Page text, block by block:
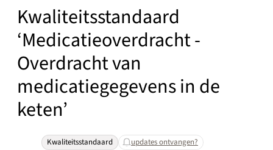
Kwaliteitsstandaard
‘Medicatieoverdracht -
Overdracht van
medicatiegegevens in de
keten’
Kwaliteitsstandaard updates ontvangen?